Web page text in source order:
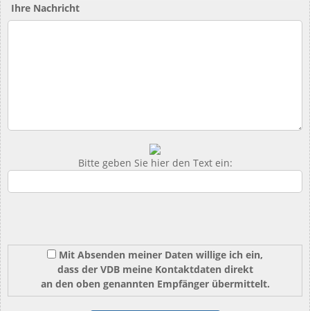
Ihre Nachricht
Bitte geben Sie hier den Text ein:
Mit Absenden meiner Daten willige ich ein,
dass der VDB meine Kontaktdaten direkt
an den oben genannten Empfänger übermittelt.